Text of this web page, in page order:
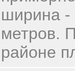
ширина -
метров.
районе